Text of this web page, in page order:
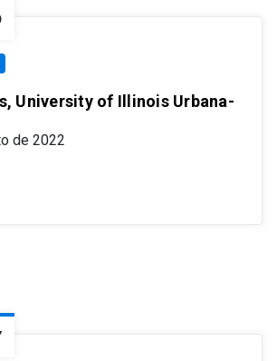
University of Illinois Urbana-
de 2022